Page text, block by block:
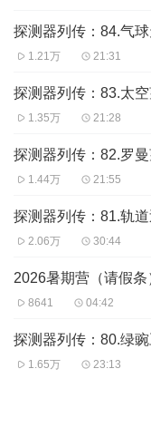
探测器列传：84.气
1.21万 21:31
探测器列传：83.太
1.35万 21:28
探测器列传：82.罗
1.44万 21:55
探测器列传：81.轨
2.06万 30:44
2026暑期营（请假条
8641 04:42
探测器列传：80.绿
1.65万 23:13